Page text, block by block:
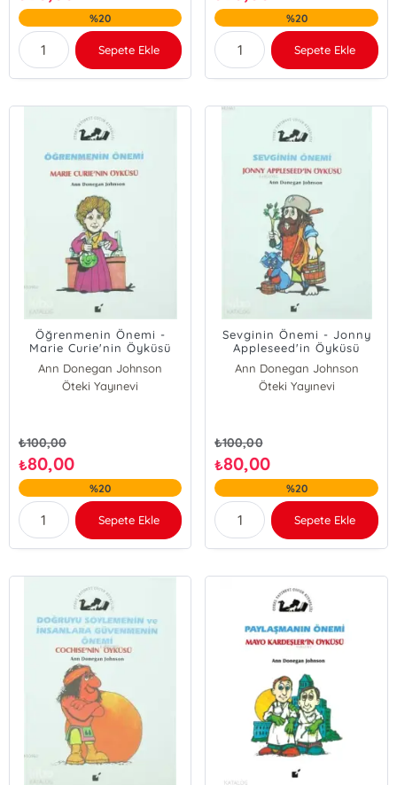
%20
Sepete Ekle
%20
Sepete Ekle
Öğrenmenin Önemi -
Marie Curie'nin Öyküsü
Ann Donegan Johnson
Öteki Yayınevi
₺100,00
₺80,00
%20
Sepete Ekle
Sevginin Önemi - Jonny
Appleseed'in Öyküsü
Ann Donegan Johnson
Öteki Yayınevi
₺100,00
₺80,00
%20
Sepete Ekle